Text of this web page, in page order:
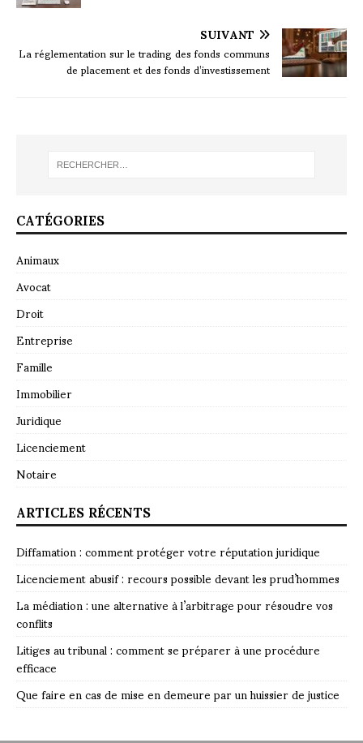
SUIVANT
La réglementation sur le trading des fonds communs
de placement et des fonds d’investissement
CATÉGORIES
Animaux
Avocat
Droit
Entreprise
Famille
Immobilier
Juridique
Licenciement
Notaire
ARTICLES RÉCENTS
Diffamation : comment protéger votre réputation juridique
Licenciement abusif : recours possible devant les prud’hommes
La médiation : une alternative à l’arbitrage pour résoudre vos
conflits
Litiges au tribunal : comment se préparer à une procédure
efficace
Que faire en cas de mise en demeure par un huissier de justice